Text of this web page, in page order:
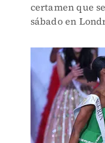
certamen que
sábado en